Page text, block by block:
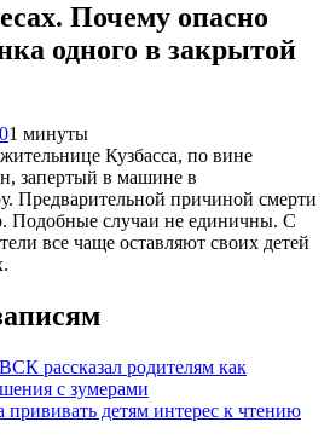
Почему опасно
одного в закрытой
01 минуты
Кузбасса, по вине
запертый в машине в
Предварительной причиной смерти
Подобные случаи не единичны. С
все чаще оставляют своих детей
рассказал родителям как
с зумерами
прививать детям интерес к чтению